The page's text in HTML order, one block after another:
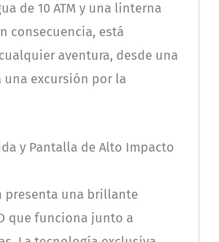
de 10 ATM y una linterna
consecuencia, está
aventura, desde una
excursión por la
y Pantalla de Alto Impacto
presenta una brillante
que funciona junto a